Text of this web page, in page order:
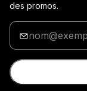
des promos.
Entre
ton
adresse
e-
mail